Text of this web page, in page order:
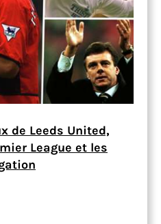
de Leeds United,
League et les